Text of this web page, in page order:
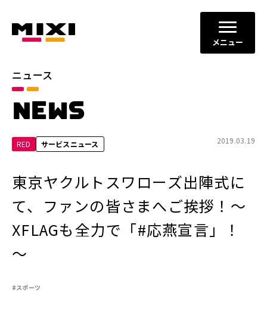
メニュー
ニュース
NEWS
RED サービスニュース 2019.03.19
東京ヤクルトスワローズ出陣式に
て、ファンの皆さまへご挨拶！～
XFLAGも全力で「#応燕宣言」！
～
#スポーツ
カテゴリ
お知らせ
2026年 2025年